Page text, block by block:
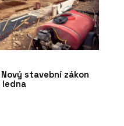
stavební zákon